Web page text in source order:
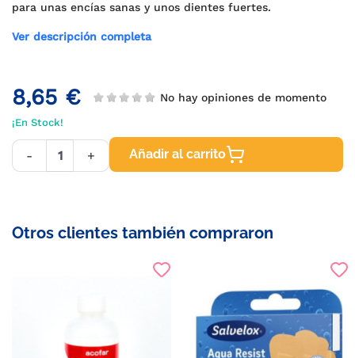
para unas encías sanas y unos dientes fuertes.
Ver descripción completa
8,65 € No hay opiniones de momento
¡En Stock!
- + Añadir al carrito
Otros clientes también compraron